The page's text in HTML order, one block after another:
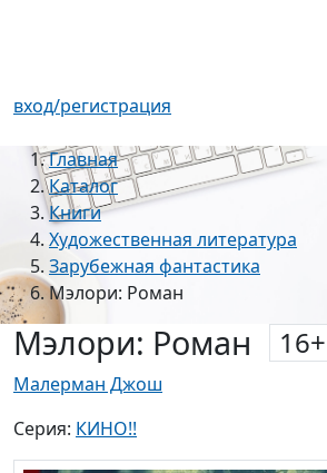
вход/регистрация
Главная
Каталог
Книги
Художественная литература
Зарубежная фантастика
Мэлори: Роман
Мэлори: Роман 16+
Малерман Джош
Серия: КИНО!!